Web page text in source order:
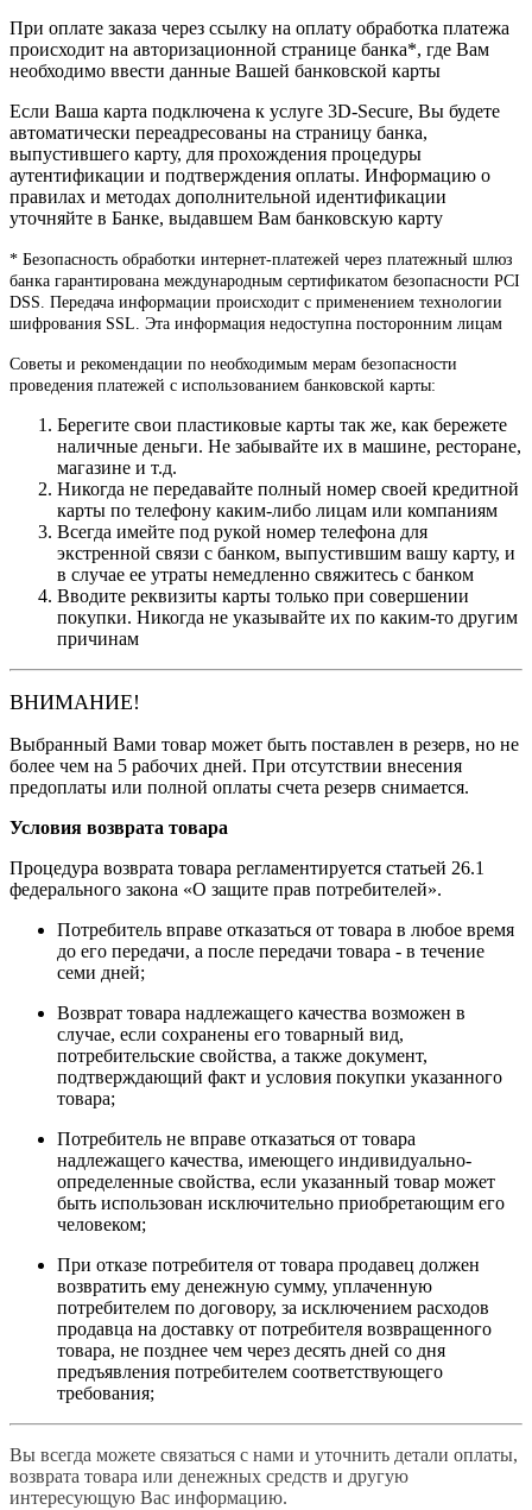
При оплате заказа через ссылку на оплату обработка платежа
происходит на авторизационной странице банка*, где Вам
необходимо ввести данные Вашей банковской карты
Если Ваша карта подключена к услуге 3D-Secure, Вы будете
автоматически переадресованы на страницу банка,
выпустившего карту, для прохождения процедуры
аутентификации и подтверждения оплаты. Информацию о
правилах и методах дополнительной идентификации
уточняйте в Банке, выдавшем Вам банковскую карту
* Безопасность обработки интернет-платежей через платежный шлюз
банка гарантирована международным сертификатом безопасности PCI
DSS. Передача информации происходит с применением технологии
шифрования SSL. Эта информация недоступна посторонним лицам
Советы и рекомендации по необходимым мерам безопасности
проведения платежей с использованием банковской карты:
Берегите свои пластиковые карты так же, как бережете
наличные деньги. Не забывайте их в машине, ресторане,
магазине и т.д.
Никогда не передавайте полный номер своей кредитной
карты по телефону каким-либо лицам или компаниям
Всегда имейте под рукой номер телефона для
экстренной связи с банком, выпустившим вашу карту, и
в случае ее утраты немедленно свяжитесь с банком
Вводите реквизиты карты только при совершении
покупки. Никогда не указывайте их по каким-то другим
причинам
ВНИМАНИЕ!
Выбранный Вами товар может быть поставлен в резерв, но не
более чем на 5 рабочих дней. При отсутствии внесения
предоплаты или полной оплаты счета резерв снимается.
Условия возврата товара
Процедура возврата товара регламентируется статьей 26.1
федерального закона «О защите прав потребителей».
Потребитель вправе отказаться от товара в любое время
до его передачи, а после передачи товара - в течение
семи дней;
Возврат товара надлежащего качества возможен в
случае, если сохранены его товарный вид,
потребительские свойства, а также документ,
подтверждающий факт и условия покупки указанного
товара;
Потребитель не вправе отказаться от товара
надлежащего качества, имеющего индивидуально-
определенные свойства, если указанный товар может
быть использован исключительно приобретающим его
человеком;
При отказе потребителя от товара продавец должен
возвратить ему денежную сумму, уплаченную
потребителем по договору, за исключением расходов
продавца на доставку от потребителя возвращенного
товара, не позднее чем через десять дней со дня
предъявления потребителем соответствующего
требования;
Вы всегда можете связаться с нами и уточнить детали оплаты,
возврата товара или денежных средств и другую
интересующую Вас информацию.